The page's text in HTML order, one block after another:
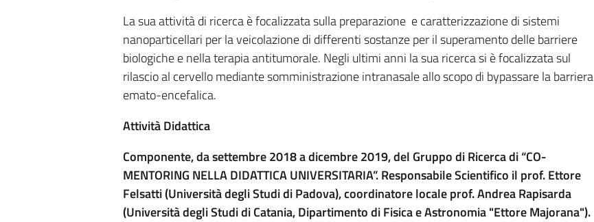
La sua attività di ricerca è focalizzata sulla preparazione e caratterizzazione di sistemi
nanoparticellari per la veicolazione di differenti sostanze per il superamento delle barriere
biologiche e nella terapia antitumorale. Negli ultimi anni la sua ricerca si è focalizzata sul
rilascio al cervello mediante somministrazione intranasale allo scopo di bypassare la barriera
emato-encefalica.
Attività Didattica
Componente, da settembre 2018 a dicembre 2019, del Gruppo di Ricerca di “CO-
MENTORING NELLA DIDATTICA UNIVERSITARIA”. Responsabile Scientifico il prof. Ettore
Felsatti (Università degli Studi di Padova), coordinatore locale prof. Andrea Rapisarda
(Università degli Studi di Catania, Dipartimento di Fisica e Astronomia "Ettore Majorana").